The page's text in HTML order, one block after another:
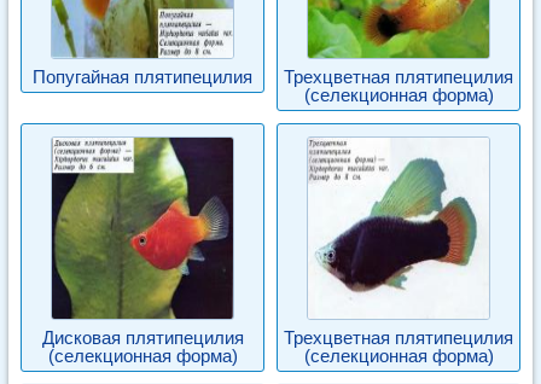
Попугайная плятипецилия
Трехцветная плятипецилия
(селекционная форма)
Дисковая плятипецилия
(селекционная форма)
Трехцветная плятипецилия
(селекционная форма)